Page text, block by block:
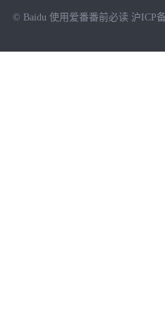
© Baidu 使用爱番番前必读 沪ICP